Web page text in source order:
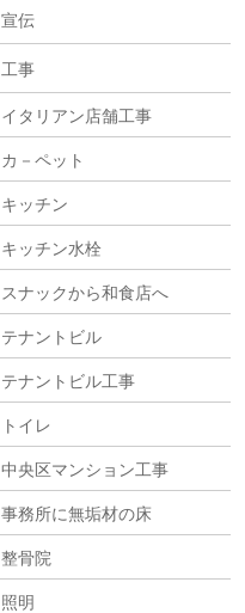
宣伝
工事
イタリアン店舗工事
カ－ペット
キッチン
キッチン水栓
スナックから和食店へ
テナントビル
テナントビル工事
トイレ
中央区マンション工事
事務所に無垢材の床
整骨院
照明